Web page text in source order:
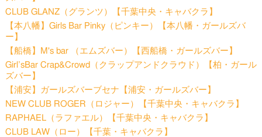
CLUB GLANZ（グランツ）【千葉中央・キャバクラ】
【本八幡】Girls Bar Pinky（ピンキー）【本八幡・ガールズバ
ー】
【船橋】M's bar （エムズバー）【西船橋・ガールズバー】
Girl’sBar Crap&Crowd（クラップアンドクラウド）【柏・ガール
ズバー】
【浦安】ガールズバーブセナ【浦安・ガールズバー】
NEW CLUB ROGER（ロジャー）【千葉中央・キャバクラ】
RAPHAEL（ラファエル）【千葉中央・キャバクラ】
CLUB LAW（ロー）【千葉・キャバクラ】